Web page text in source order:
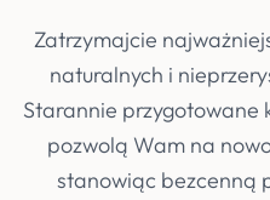
Zatrzymajcie
naturalnych i
Starannie przygotowane
pozwolą Wam na
stanowiąc bezcenną